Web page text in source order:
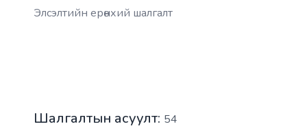
Элсэлтийн ерөнхий шалгалт
Шалгалтын асуулт: 54